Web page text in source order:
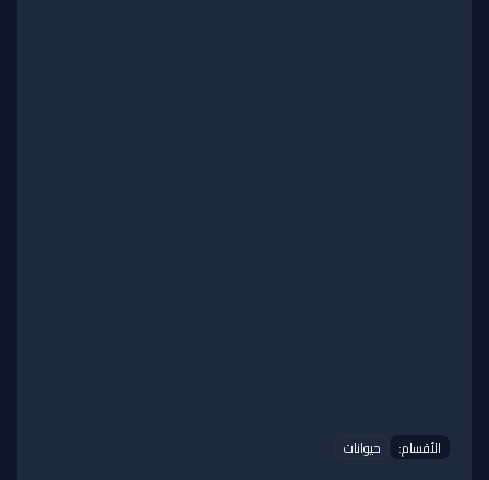
الأقسام: حيوانات